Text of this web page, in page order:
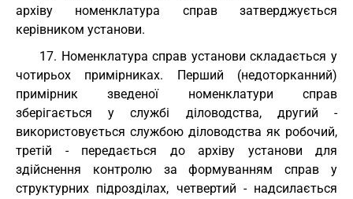
архіву номенклатура справ затверджується
керівником установи.
17. Номенклатура справ установи складається у
чотирьох примірниках. Перший (недоторканний)
примірник зведеної номенклатури справ
зберігається у службі діловодства, другий -
використовується службою діловодства як робочий,
третій - передається до архіву установи для
здійснення контролю за формуванням справ у
структурних підрозділах, четвертий - надсилається